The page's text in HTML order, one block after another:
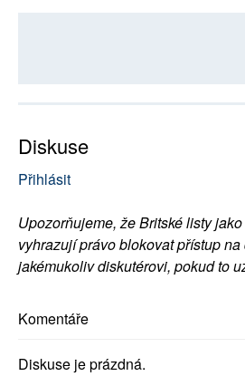
Diskuse
Přihlásit
Upozorňujeme, že Britské listy
vyhrazují právo blokovat přístup
jakémukoliv diskutérovi, pokud to
Komentáře
Diskuse je prázdná.